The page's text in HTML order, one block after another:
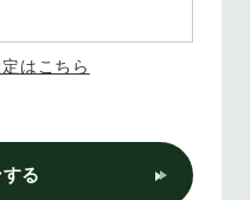
はこちら
る